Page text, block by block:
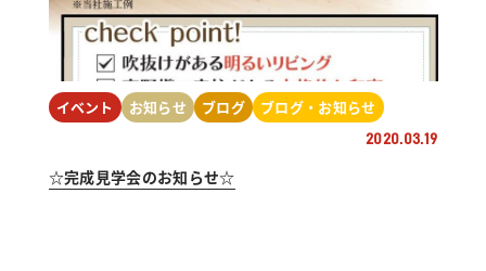
イベント お知らせ ブログ ブログ・お知らせ
2020.03.19
☆完成見学会のお知らせ☆